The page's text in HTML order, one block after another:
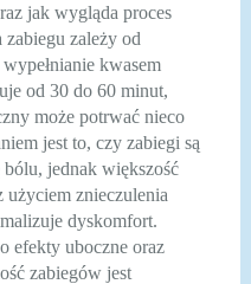
jak wygląda proces
zależy od
kwasem
od 30 do 60 minut,
może potrwać nieco
jest to, czy zabiegi są
jednak większość
użyciem znieczulenia
dyskomfort.
efekty uboczne oraz
zabiegów jest